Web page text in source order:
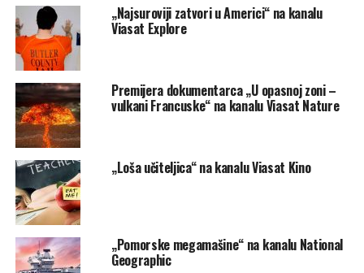
„Najsuroviji zatvori u Americi“ na kanalu
Viasat Explore
Premijera dokumentarca „U opasnoj zoni –
vulkani Francuske“ na kanalu Viasat Nature
„Loša učiteljica“ na kanalu Viasat Kino
„Pomorske megamašine“ na kanalu National
Geographic